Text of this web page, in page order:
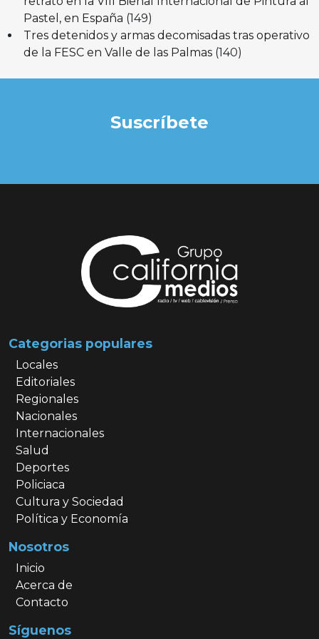
Pastel, en España (149)
Tres detenidos y armas decomisadas tras operativo
de la FESC en Valle de las Palmas (140)
Suscríbete
Categorias populares
Locales
Editoriales
Regionales
Nacionales
Internacionales
Salud
Deportes
Policiaca
Cultura y Sociedad
Política y Economía
Nosotros
Inicio
Acerca de
Contacto
Síguenos